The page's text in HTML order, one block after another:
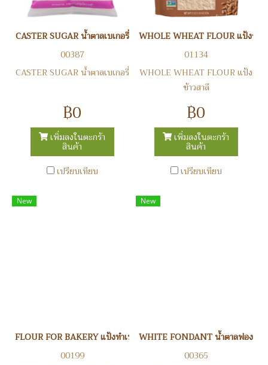
CASTER SUGAR น้ำตาลเบเกอรี่
00387
CASTER SUGAR น้ำตาลเบเกอรี่
฿0
เพิ่มลงในตะกร้า
สินค้า
เปรียบเทียบ
WHOLE WHEAT FLOUR แป้งข้าว
01134
WHOLE WHEAT FLOUR แป้ง
ข้าวสาลี
฿0
เพิ่มลงในตะกร้า
สินค้า
เปรียบเทียบ
New
FLOUR FOR BAKERY แป้งทำเบเกอร์รี่
00199
New
WHITE FONDANT น้ำตาลฟองดอ
00365